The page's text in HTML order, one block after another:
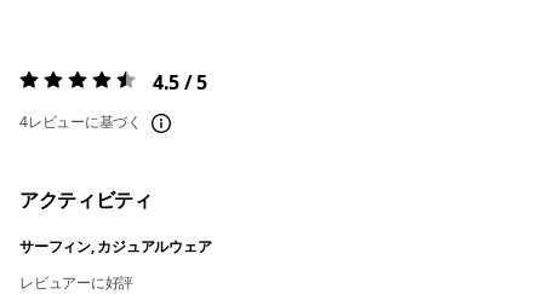
評価:4.5 / 5 4.5 / 5
4レビューに基づく
アクティビティ
サーフィン, カジュアルウェア
レビュアーに好評